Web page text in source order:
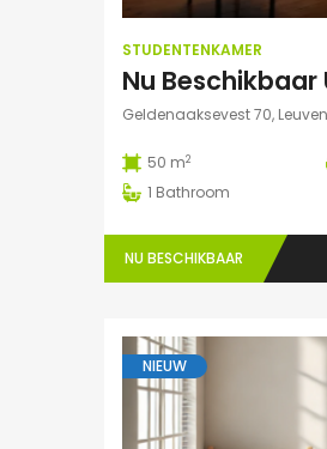
STUDENTENKAMER
Geldenaaksevest 70,
50 m2
1 Bathroom
NU BESCHIKBAAR
NIEUW